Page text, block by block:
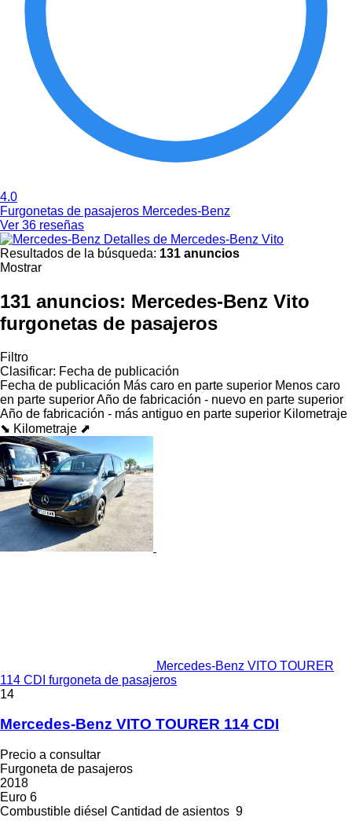
4.0
Furgonetas de pasajeros Mercedes-Benz
Ver 36 reseñas
Detalles de Mercedes-Benz Vito
Resultados de la búsqueda: 131 anuncios
Mostrar
131 anuncios: Mercedes-Benz Vito
furgonetas de pasajeros
Filtro
Clasificar: Fecha de publicación
Fecha de publicación Más caro en parte superior Menos caro
en parte superiorAño de fabricación - nuevo en parte superior
Año de fabricación - más antiguo en parte superior Kilometraje
⬊ Kilometraje ⬈
Mercedes-Benz VITO TOURER
114 CDI furgoneta de pasajeros
14
Mercedes-Benz VITO TOURER 114 CDI
Precio a consultar
Furgoneta de pasajeros
2018
Euro 6
Combustible diésel Cantidad de asientos 9